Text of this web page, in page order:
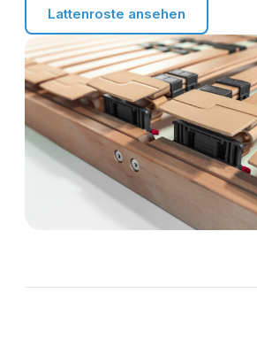
Lattenroste ansehen